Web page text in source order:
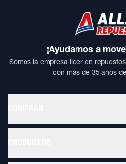
¡Ayudamos a
Somos la empresa líder en
con más de 35 años